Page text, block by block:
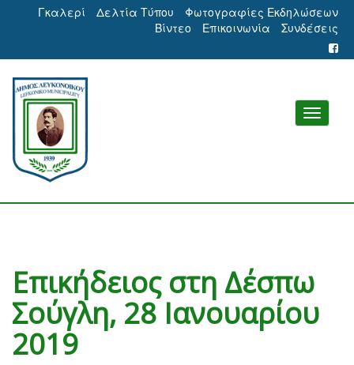
Γκαλερί Δελτία Τύπου
Φωτογραφίες Εκδηλώσεων
Βίντεο
Επικοινωνία Συνδέσεις
Επικήδειος στη Δέσπω
Σούγλη, 28 Ιανουαρίου
2019